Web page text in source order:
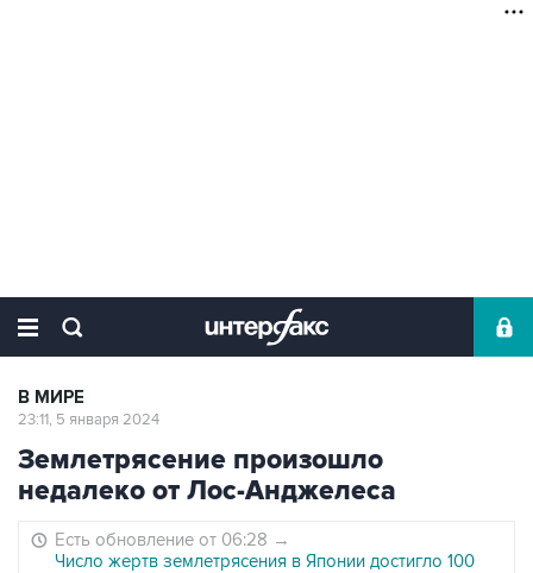
В МИРЕ
23:11, 5 января 2024
Землетрясение произошло
недалеко от Лос-Анджелеса
Есть обновление от 06:28 →
Число жертв землетрясения в Японии достигло 100